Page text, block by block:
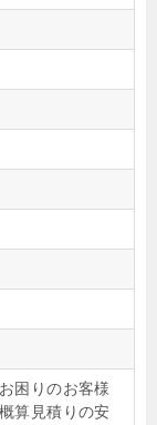
困りのお客様
算見積りの安